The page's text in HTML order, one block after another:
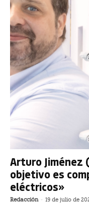
Arturo
objetivo es
eléctricos»
Redacción - 19 de julio de